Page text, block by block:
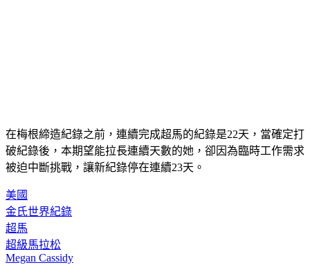
在梅根締造紀錄之前，連續完成超馬的紀錄是22天，當確定打
破紀錄後，本期望能拉長連續天數的她，卻因為臨時工作需求
被迫中斷挑戰，讓新紀錄停在連續23天。
美國
金氏世界紀錄
超馬
超級馬拉松
Megan Cassidy